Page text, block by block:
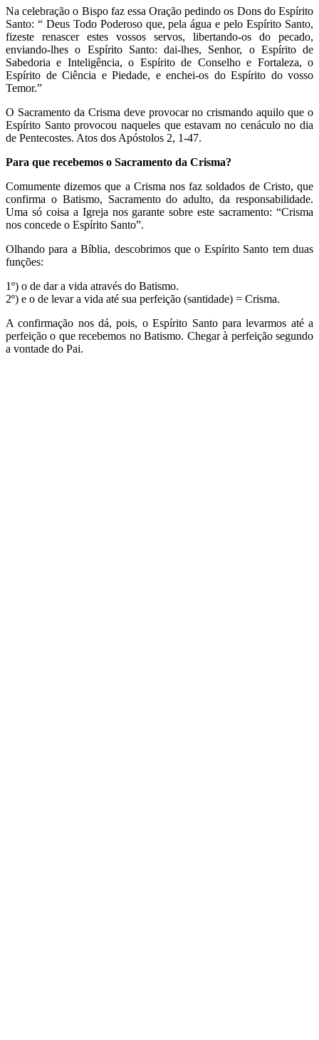
Na celebração o Bispo faz essa Oração pedindo os Dons do Espírito
Santo: “ Deus Todo Poderoso que, pela água e pelo Espírito Santo,
fizeste renascer estes vossos servos, libertando-os do pecado,
enviando-lhes o Espírito Santo: dai-lhes, Senhor, o Espírito de
Sabedoria e Inteligência, o Espírito de Conselho e Fortaleza, o
Espírito de Ciência e Piedade, e enchei-os do Espírito do vosso
Temor.”
O Sacramento da Crisma deve provocar no crismando aquilo que o
Espírito Santo provocou naqueles que estavam no cenáculo no dia
de Pentecostes. Atos dos Apóstolos 2, 1-47.
Para que recebemos o Sacramento da Crisma?
Comumente dizemos que a Crisma nos faz soldados de Cristo, que
confirma o Batismo, Sacramento do adulto, da responsabilidade.
Uma só coisa a Igreja nos garante sobre este sacramento: “Crisma
nos concede o Espírito Santo”.
Olhando para a Bíblia, descobrimos que o Espírito Santo tem duas
funções:
1º) o de dar a vida através do Batismo.
2º) e o de levar a vida até sua perfeição (santidade) = Crisma.
A confirmação nos dá, pois, o Espírito Santo para levarmos até a
perfeição o que recebemos no Batismo. Chegar à perfeição segundo
a vontade do Pai.